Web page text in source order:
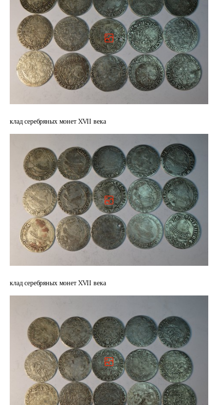
клад серебряных монет XVII века
клад серебряных монет XVII века